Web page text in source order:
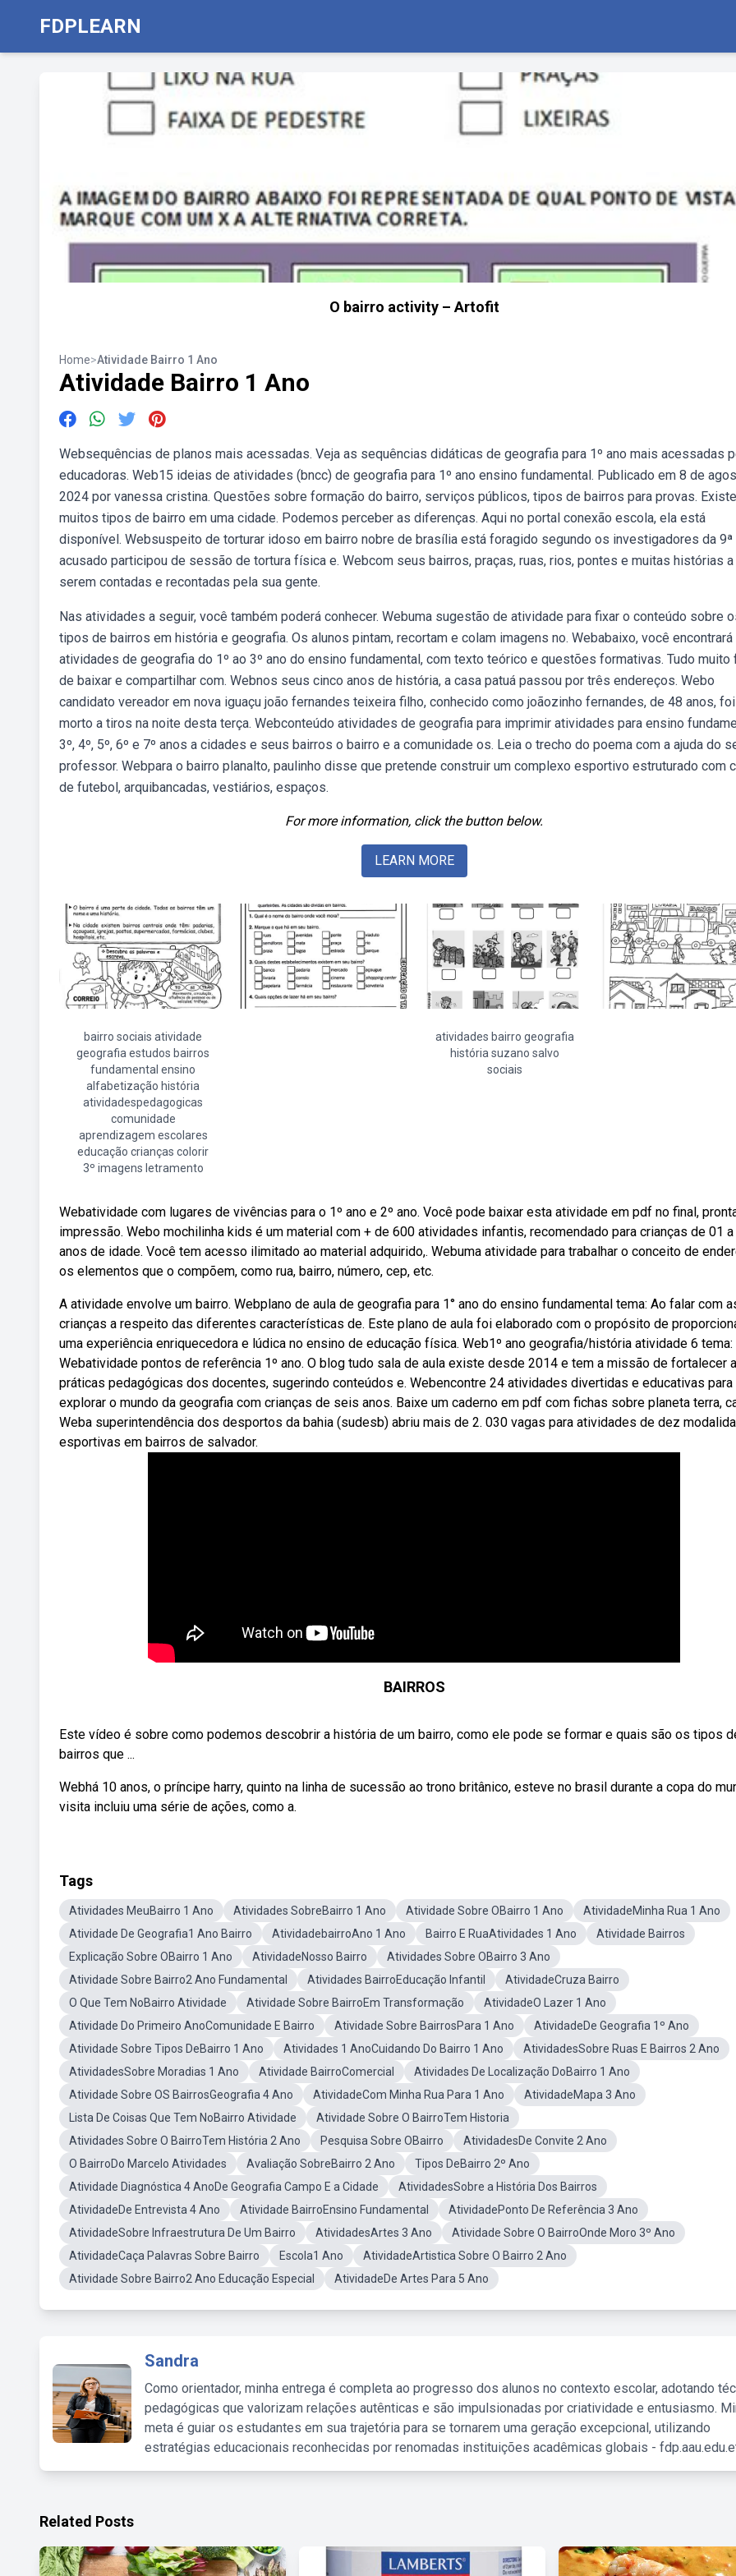
FDPLEARN
O bairro activity – Artofit
Home>Atividade Bairro 1 Ano
Atividade Bairro 1 Ano
Websequências de planos mais acessadas. Veja as sequências didáticas de geografia para 1º ano mais acessadas
educadoras. Web15 ideias de atividades (bncc) de geografia para 1º ano ensino fundamental. Publicado em 8 de
2024 por vanessa cristina. Questões sobre formação do bairro, serviços públicos, tipos de bairros para provas.
muitos tipos de bairro em uma cidade. Podemos perceber as diferenças. Aqui no portal conexão escola, ela está
disponível. Websuspeito de torturar idoso em bairro nobre de brasília está foragido segundo os investigadores da 9ª
acusado participou de sessão de tortura física e. Webcom seus bairros, praças, ruas, rios, pontes e muitas histórias a
serem contadas e recontadas pela sua gente.
Nas atividades a seguir, você também poderá conhecer. Webuma sugestão de atividade para fixar o conteúdo sobre
tipos de bairros em história e geografia. Os alunos pintam, recortam e colam imagens no. Webabaixo, você encontrará
atividades de geografia do 1º ao 3º ano do ensino fundamental, com texto teórico e questões formativas. Tudo muito
de baixar e compartilhar com. Webnos seus cinco anos de história, a casa patuá passou por três endereços. Webo
candidato vereador em nova iguaçu joão fernandes teixeira filho, conhecido como joãozinho fernandes, de 48 anos, foi
morto a tiros na noite desta terça. Webconteúdo atividades de geografia para imprimir atividades para ensino
3º, 4º, 5º, 6º e 7º anos a cidades e seus bairros o bairro e a comunidade os. Leia o trecho do poema com a ajuda do
professor. Webpara o bairro planalto, paulinho disse que pretende construir um complexo esportivo estruturado com
de futebol, arquibancadas, vestiários, espaços.
For more information, click the button below.
LEARN MORE
bairro sociais atividade
geografia estudos bairros
fundamental ensino
alfabetização história
atividadespedagogicas
comunidade
aprendizagem escolares
educação crianças colorir
3º imagens letramento
atividades bairro geografia
história suzano salvo
sociais
Webatividade com lugares de vivências para o 1º ano e 2º ano. Você pode baixar esta atividade em pdf no final,
impressão. Webo mochilinha kids é um material com + de 600 atividades infantis, recomendado para crianças de 01
anos de idade. Você tem acesso ilimitado ao material adquirido,. Webuma atividade para trabalhar o conceito de
os elementos que o compõem, como rua, bairro, número, cep, etc.
A atividade envolve um bairro. Webplano de aula de geografia para 1° ano do ensino fundamental tema: Ao falar com
crianças a respeito das diferentes características de. Este plano de aula foi elaborado com o propósito de
uma experiência enriquecedora e lúdica no ensino de educação física. Web1º ano geografia/história atividade 6 tema:
Webatividade pontos de referência 1º ano. O blog tudo sala de aula existe desde 2014 e tem a missão de fortalecer
práticas pedagógicas dos docentes, sugerindo conteúdos e. Webencontre 24 atividades divertidas e educativas para
explorar o mundo da geografia com crianças de seis anos. Baixe um caderno em pdf com fichas sobre planeta terra,
Weba superintendência dos desportos da bahia (sudesb) abriu mais de 2. 030 vagas para atividades de dez
esportivas em bairros de salvador.
BAIRROS
Este vídeo é sobre como podemos descobrir a história de um bairro, como ele pode se formar e quais são os tipos
bairros que ...
Webhá 10 anos, o príncipe harry, quinto na linha de sucessão ao trono britânico, esteve no brasil durante a copa do
visita incluiu uma série de ações, como a.
Tags
Atividades MeuBairro 1 Ano Atividades SobreBairro 1 Ano Atividade Sobre OBairro 1 Ano
AtividadeMinha Rua 1 Ano
Atividade De Geografia1 Ano Bairro
AtividadebairroAno 1 Ano Bairro E RuaAtividades 1 Ano
Atividade Bairros
Explicação Sobre OBairro 1 Ano
AtividadeNosso Bairro
Atividades Sobre OBairro 3 Ano
Atividade Sobre Bairro2 Ano Fundamental
Atividades BairroEducação Infantil
AtividadeCruza Bairro
O Que Tem NoBairro Atividade
Atividade Sobre BairroEm Transformação
AtividadeO Lazer 1 Ano
Atividade Do Primeiro AnoComunidade E Bairro
Atividade Sobre BairrosPara 1 Ano
AtividadeDe Geografia 1º Ano
Atividade Sobre Tipos DeBairro 1 Ano
Atividades 1 AnoCuidando Do Bairro 1 Ano
AtividadesSobre Ruas E Bairros 2 Ano
AtividadesSobre Moradias 1 Ano
Atividade BairroComercial
Atividades De Localização DoBairro 1 Ano
Atividade Sobre OS BairrosGeografia 4 Ano
AtividadeCom Minha Rua Para 1 Ano
AtividadeMapa 3 Ano
Lista De Coisas Que Tem NoBairro Atividade
Atividade Sobre O BairroTem Historia
Atividades Sobre O BairroTem História 2 Ano
Pesquisa Sobre OBairro
AtividadesDe Convite 2 Ano
O BairroDo Marcelo Atividades
Avaliação SobreBairro 2 Ano
Tipos DeBairro 2º Ano
Atividade Diagnóstica 4 AnoDe Geografia Campo E a Cidade
AtividadesSobre a História Dos Bairros
AtividadeDe Entrevista 4 Ano
Atividade BairroEnsino Fundamental
AtividadePonto De Referência 3 Ano
AtividadeSobre Infraestrutura De Um Bairro
AtividadesArtes 3 Ano
Atividade Sobre O BairroOnde Moro 3º Ano
AtividadeCaça Palavras Sobre Bairro
Escola1 Ano
AtividadeArtistica Sobre O Bairro 2 Ano
Atividade Sobre Bairro2 Ano Educação Especial
AtividadeDe Artes Para 5 Ano
Sandra
Como orientador, minha entrega é completa ao progresso dos alunos no contexto escolar, adotando
pedagógicas que valorizam relações autênticas e são impulsionadas por criatividade e entusiasmo.
meta é guiar os estudantes em sua trajetória para se tornarem uma geração excepcional, utilizando
estratégias educacionais reconhecidas por renomadas instituições acadêmicas globais -
Related Posts